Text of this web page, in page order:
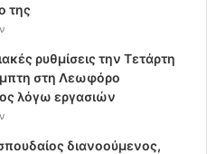
της
ρυθμίσεις την Τετάρτη
στη Λεωφόρο
λόγω εργασιών
διανοούμενος,